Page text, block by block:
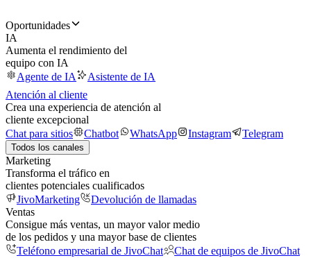
Oportunidades
IA
Aumenta el rendimiento del
equipo con IA
Agente de IA
Asistente de IA
Atención al cliente
Crea una experiencia de atención al
cliente excepcional
Chat para sitios
Chatbot WhatsApp Instagram Telegram
Todos los canales
Marketing
Transforma el tráfico en
clientes potenciales cualificados
JivoMarketing
Devolución de llamadas
Ventas
Consigue más ventas, un mayor valor medio
de los pedidos y una mayor base de clientes
Teléfono empresarial de JivoChat
Chat de equipos de JivoChat